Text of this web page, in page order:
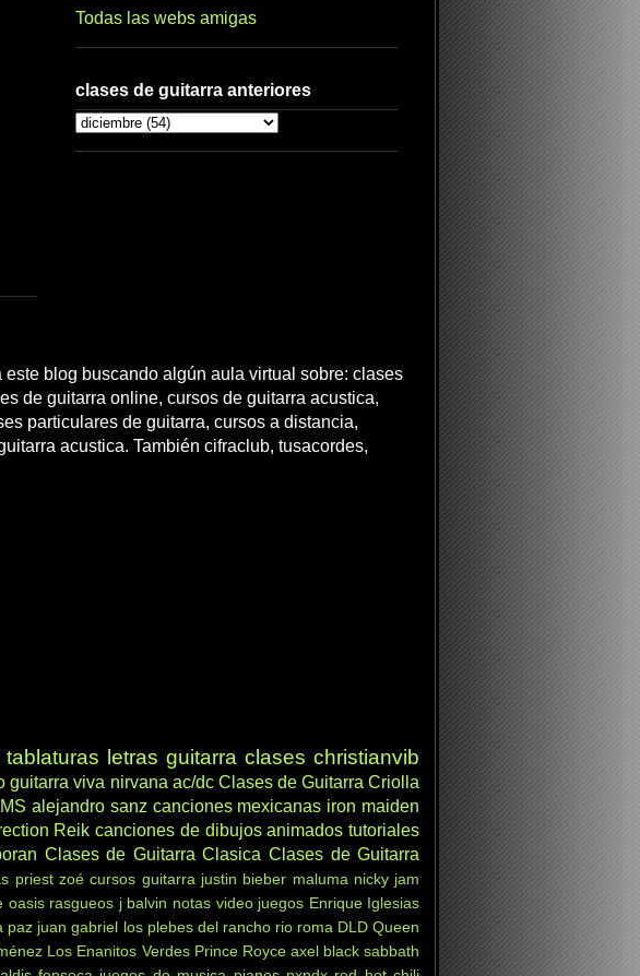
Todas las webs amigas
clases de guitarra anteriores
blog buscando algún aula virtual sobre: clases
de guitarra online, cursos de guitarra acustica,
particulares de guitarra, cursos a distancia,
acustica. También cifraclub, tusacordes,
tablaturas letras guitarra clases christianvib
guitarra viva nirvana ac/dc Clases de Guitarra Criolla
alejandro sanz canciones mexicanas iron maiden
Reik canciones de dibujos animados tutoriales
Clases de Guitarra Clasica Clases de Guitarra
priest zoé cursos guitarra justin bieber maluma nicky jam
oasis rasgueos j balvin notas video juegos Enrique Iglesias
paz juan gabriel los plebes del rancho rio roma DLD Queen
Los Enanitos Verdes Prince Royce axel black sabbath